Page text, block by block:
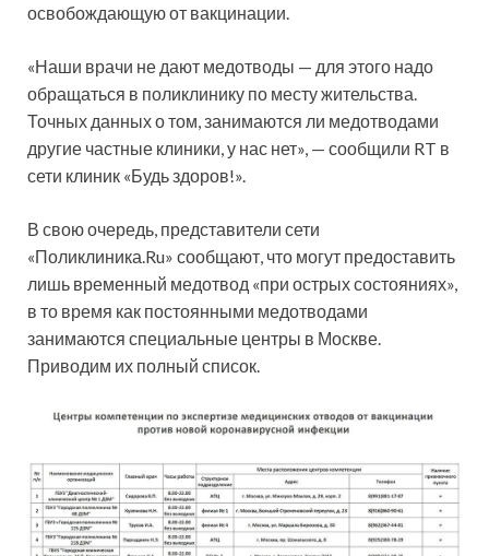
освобождающую от вакцинации.
«Наши врачи не дают медотводы — для этого надо
обращаться в поликлинику по месту жительства.
Точных данных о том, занимаются ли медотводами
другие частные клиники, у нас нет», — сообщили RT в
сети клиник «Будь здоров!».
В свою очередь, представители сети
«Поликлиника.Ru» сообщают, что могут предоставить
лишь временный медотвод «при острых состояниях»,
в то время как постоянными медотводами
занимаются специальные центры в Москве.
Приводим их полный список.